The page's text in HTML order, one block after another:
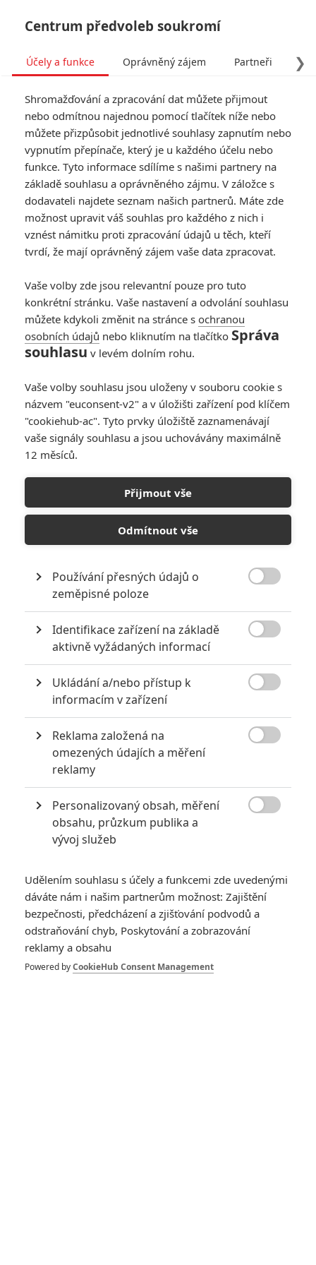
Tag: Love and monsters
ČLÁNKY FILMY(0) OSOBY(0) VIDEA (0)
Láska a příšery:
Netflix nabídne
postapokalypticou
nominací
RECENZE FILMŮ
10
Schnirch nebarví hnus českých dějin
narůžovo
5
Recenze: Záhada strašidelného
zámku úroveň štědrovečerních
8 Recenze: Občanská válka
6
Recenze: Godzilla x Kong: Nové
impérium
8 Recenze: Opičí muž
POSLEDNÍ KOMENTOVANÉ
3ČLÁNEK | 01.08.2026 16:40
Marvel nečekaně zrušil již schválené pokračování
1 ČLÁNEK | 30.07.2026 20:14
Děti krve a kostí: Regulérní trailer představuje akční fantasy
dobrodružství s vůní Afriky
1ČLÁNEK | 30.07.2026 12:31
Spider-Man: Zbrusu nový den – Podle recenzí máme čekat
překvapivě emotivní a osobní film
Centrum předvoleb soukromí
❯
Účely a funkce Oprávněný zájem Partneři
Shromažďování a zpracování dat můžete přijmout
nebo odmítnou najednou pomocí tlačítek níže nebo
můžete přizpůsobit jednotlivé souhlasy zapnutím nebo
vypnutím přepínače, který je u každého účelu nebo
funkce. Tyto informace sdílíme s našimi partnery na
základě souhlasu a oprávněného zájmu. V záložce s
dodavateli najdete seznam našich partnerů. Máte zde
možnost upravit váš souhlas pro každého z nich i
vznést námitku proti zpracování údajů u těch, kteří
tvrdí, že mají oprávněný zájem vaše data zpracovat.
Vaše volby zde jsou relevantní pouze pro tuto
konkrétní stránku. Vaše nastavení a odvolání souhlasu
můžete kdykoli změnit na stránce s ochranou
osobních údajů nebo kliknutím na tlačítko Správa
souhlasu v levém dolním rohu.
Vaše volby souhlasu jsou uloženy v souboru cookie s
názvem "euconsent-v2" a v úložišti zařízení pod klíčem
"cookiehub-ac". Tyto prvky úložiště zaznamenávají
vaše signály souhlasu a jsou uchovávány maximálně
12 měsíců.
Přijmout vše
Odmítnout vše
Používání přesných údajů o
zeměpisné poloze
Identifikace zařízení na základě
aktivně vyžádaných informací
Ukládání a/nebo přístup k
informacím v zařízení
Reklama založená na
omezených údajích a měření
reklamy
Personalizovaný obsah, měření
obsahu, průzkum publika a
vývoj služeb
Udělením souhlasu s účely a funkcemi zde uvedenými
dáváte nám i našim partnerům možnost: Zajištění
bezpečnosti, předcházení a zjišťování podvodů a
odstraňování chyb, Poskytování a zobrazování
reklamy a obsahu
Powered byCookieHub Consent Management